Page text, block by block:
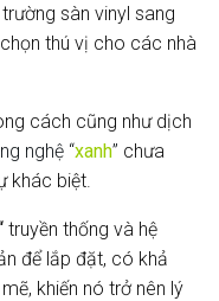
sàn vinyl sang
thú vị cho các nhà
cách cũng như dịch
nghệ “xanh” chưa
khác biệt.
truyền thống và hệ
để lắp đặt, có khả
khiến nó trở nên lý